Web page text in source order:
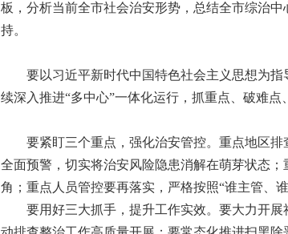
板，分析当前全市社会治安形势，总结全市综治
持。
要以习近平新时代中国特色社会主义思想为指
续深入推进“多中心”一体化运行，抓重点、破难
要紧盯三个重点，强化治安管控。重点地区排
全面预警，切实将治安风险隐患消解在萌芽状态
角；重点人员管控要再落实，严格按照“谁主管、
要用好三大抓手，提升工作实效。要大力开展